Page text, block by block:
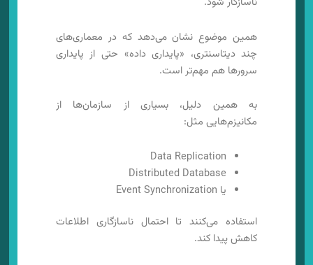
همین موضوع نشان می‌دهد که در معماری‌های
چند دیتاسنتری، «پایداری داده» حتی از پایداری
سرورها هم مهم‌تر است.
به همین دلیل، بسیاری از سازمان‌ها از
مکانیزم‌هایی مثل:
Data Replication
Distributed Database
یا Event Synchronization
استفاده می‌کنند تا احتمال ناسازگاری اطلاعات
کاهش پیدا کند.